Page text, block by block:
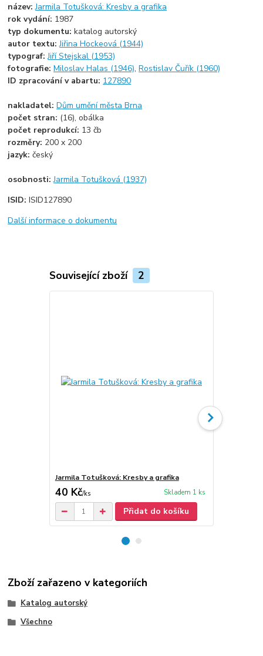
název:Jarmila Totušková: Kresby a grafika
rok vydání: 1987
typ dokumentu:katalog autorský
autor textu:Jiřina Hockeová (1944)
typograf:Jiří Stejskal (1953)
fotografie:Miloslav Halas (1946),Rostislav Čuřík (1960)
ID zpracování v abartu: 127890
nakladatel:Dům umění města Brna
počet stran: (16), obálka
počet reprodukcí: 13 čb
rozměry: 200 x 200
jazyk:český
osobnosti:Jarmila Totušková (1937)
ISID:ISID127890
Další informace o dokumentu
Související zboží 2
Jarmila Totušková: Kresby a grafika
40 Kč/ks Skladem 1 ks
Přidat do košíku
Zboží zařazeno v kategoriích
Katalog autorský
Všechno